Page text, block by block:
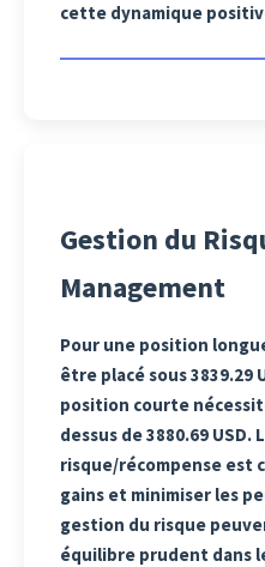
cette dynamique
Gestion du
Management
Pour une position
être placé sous 3839.29
position courte
dessus de 3880.69 USD.
risque/récompense est
gains et minimiser les
gestion du risque
équilibre prudent dans